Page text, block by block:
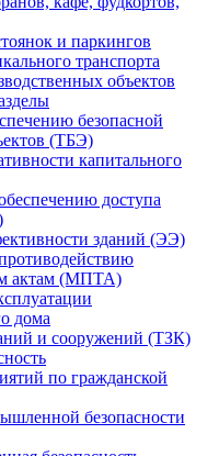
и паркингов
транспорта
объектов
безопасной
(ТБЭ)
капитального
доступа
зданий (ЭЭ)
актам (МПТА)
дома
и сооружений (ТЗК)
по гражданской
безопасности